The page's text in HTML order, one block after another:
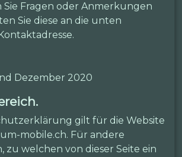
Sie Fragen oder Anmerkungen
Sie diese an die unten
Dezember 2020
gilt für die Website
mobile.ch. Für andere
zu welchen von dieser Seite ein